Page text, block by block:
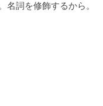
名詞を修飾するから。